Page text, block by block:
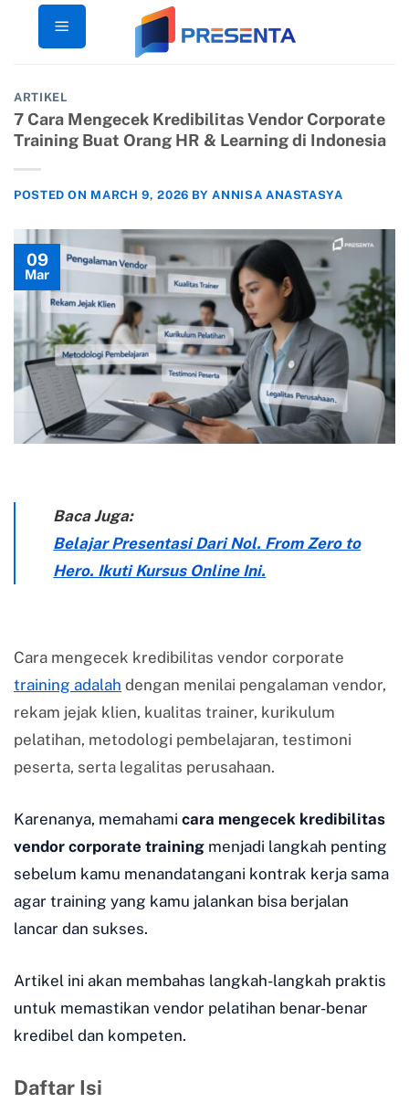
ARTIKEL
7 Cara Mengecek Kredibilitas Vendor Corporate
Training Buat Orang HR & Learning di Indonesia
POSTED ON MARCH 9, 2026 BYANNISA ANASTASYA
09
Mar
Baca Juga:
Belajar Presentasi Dari Nol. From Zero to
Hero. Ikuti Kursus Online Ini.
Cara mengecek kredibilitas vendor corporate
training adalah dengan menilai pengalaman vendor,
rekam jejak klien, kualitas trainer, kurikulum
pelatihan, metodologi pembelajaran, testimoni
peserta, serta legalitas perusahaan.
Karenanya, memahami cara mengecek kredibilitas
vendor corporate training menjadi langkah penting
sebelum kamu menandatangani kontrak kerja sama
agar training yang kamu jalankan bisa berjalan
lancar dan sukses.
Artikel ini akan membahas langkah-langkah praktis
untuk memastikan vendor pelatihan benar-benar
kredibel dan kompeten.
Daftar Isi